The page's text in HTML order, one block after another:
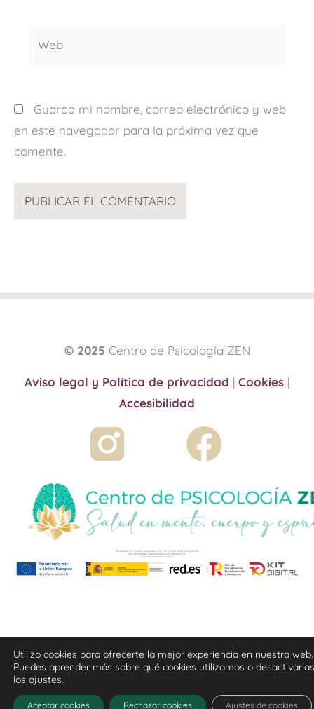
Guarda mi nombre, correo electrónico y web
en este navegador para la próxima vez que
comente.
© 2025 Centro de Psicología ZEN
Aviso legal y Política de privacidad | Cookies |
Accesibilidad
Utilizo cookies para ofrecerte la mejor experiencia en nuestra web.
Puedes aprender más sobre qué cookies utilizamos o
los ajustes.
Aceptar cookies Rechazar cookies Ajustes de cookies